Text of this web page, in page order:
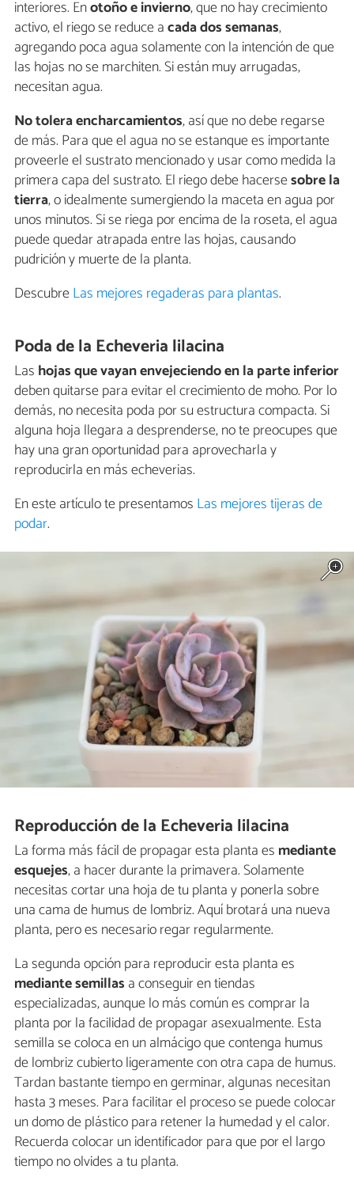
interiores. Enotoño e invierno, que no hay crecimiento
activo, el riego se reduce acada dos semanas,
agregando poca agua solamente con la intención de que
las hojas no se marchiten. Si están muy arrugadas,
necesitan agua.
No tolera encharcamientos, así que no debe regarse
de más. Para que el agua no se estanque es importante
proveerle el sustrato mencionado y usar como medida la
primera capa del sustrato. El riego debe hacersesobre la
tierra, o idealmente sumergiendo la maceta en agua por
unos minutos. Si se riega por encima de la roseta, el agua
puede quedar atrapada entre las hojas, causando
pudrición y muerte de la planta.
DescubreLas mejores regaderas para plantas.
Poda de la Echeveria lilacina
Las hojas que vayan envejeciendo en la parte inferior
deben quitarse para evitar el crecimiento de moho. Por lo
demás, no necesita poda por su estructura compacta. Si
alguna hoja llegara a desprenderse, no te preocupes que
hay una gran oportunidad para aprovecharla y
reproducirla en más echeverias.
En este artículo te presentamos Las mejores tijeras de
podar.
Reproducción de la Echeveria lilacina
La forma más fácil de propagar esta planta es mediante
esquejes, a hacer durante la primavera. Solamente
necesitas cortar una hoja de tu planta y ponerla sobre
una cama de humus de lombriz. Aquí brotará una nueva
planta, pero es necesario regar regularmente.
La segunda opción para reproducir esta planta es
mediante semillas a conseguir en tiendas
especializadas, aunque lo más común es comprar la
planta por la facilidad de propagar asexualmente. Esta
semilla se coloca en un almácigo que contenga humus
de lombriz cubierto ligeramente con otra capa de humus.
Tardan bastante tiempo en germinar, algunas necesitan
hasta 3 meses. Para facilitar el proceso se puede colocar
un domo de plástico para retener la humedad y el calor.
Recuerda colocar un identificador para que por el largo
tiempo no olvides a tu planta.